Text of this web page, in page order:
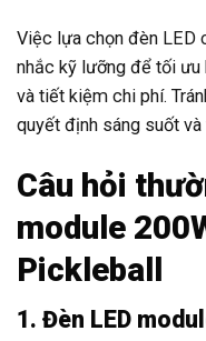
Việc lựa chọn đèn LED
nhắc kỹ lưỡng để tối ưu
và tiết kiệm chi phí.
quyết định sáng suốt
Câu hỏi
module
Pickleball
1. Đèn LED